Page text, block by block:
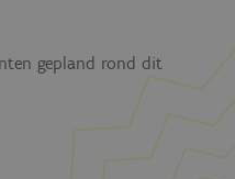
gepland rond dit